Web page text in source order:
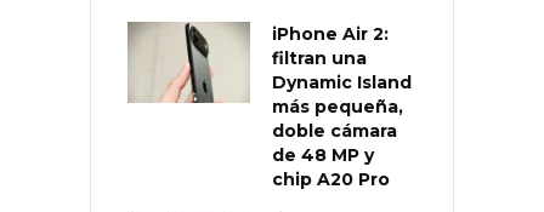
iPhone Air 2:
filtran una
Dynamic Island
más pequeña,
doble cámara
de 48 MP y
chip A20 Pro